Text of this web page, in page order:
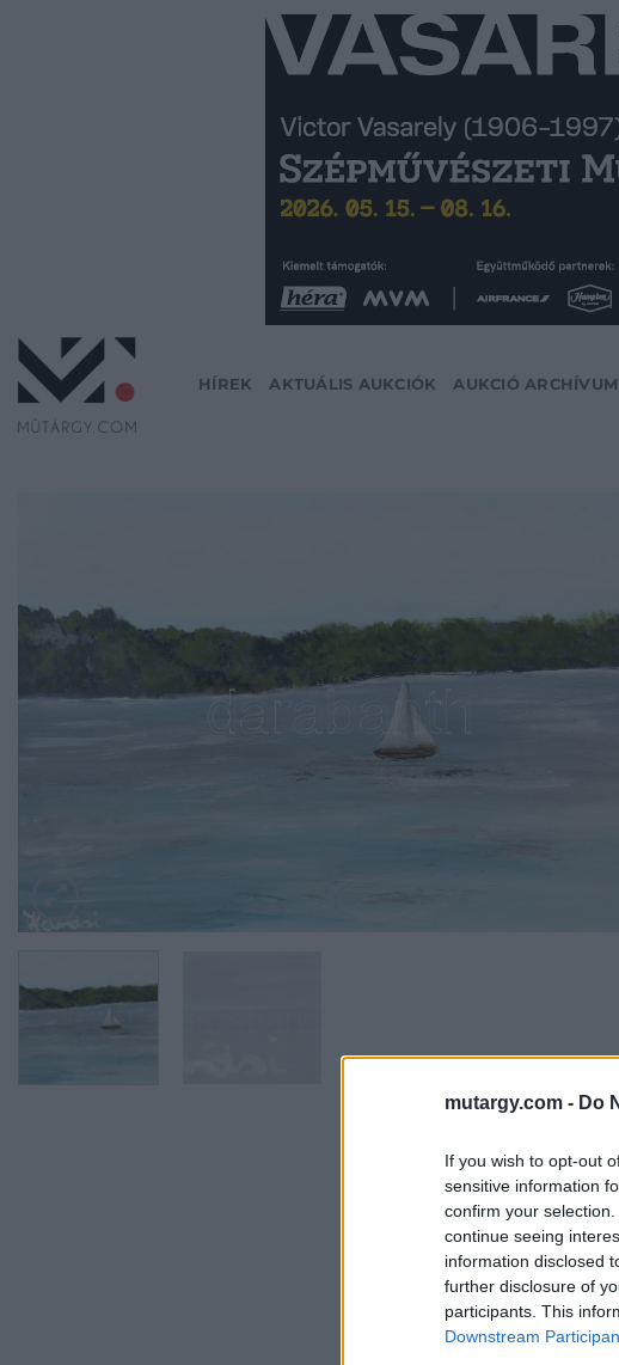
mutargy.com - Do
If you wish to opt-out
sensitive information
confirm your
continue seeing
information disclosed
further disclosure of
participants. This
Downstream
HÍREK AKTUÁLIS AUKCIÓK AUKCIÓ ARCHÍVUM